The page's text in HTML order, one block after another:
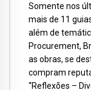
Somente nos
mais de 11
além de
Procurement,
as obras, se
compram
“Reflexões –